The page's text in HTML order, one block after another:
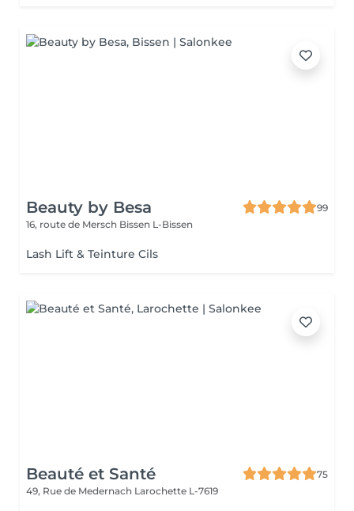
Beauty by Besa
99
16, route de Mersch Bissen L-Bissen
Lash Lift & Teinture Cils
Beauté et Santé
75
49, Rue de Medernach Larochette L-7619